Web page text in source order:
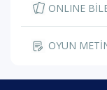
ONLINE
OYUN